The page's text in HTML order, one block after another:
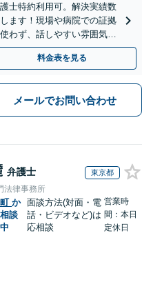
士特約利用可。解決実績数
ます！現場や病院での証拠
わず、話しやすい雰囲気で
らでも相談OK。
料金表を見る
メールでお問い合わせ
弁護士 東京都
法律事務所
か
談
面談方法(対面・電
話・ビデオなど)は
応相談
営業時
間：本日
定休日